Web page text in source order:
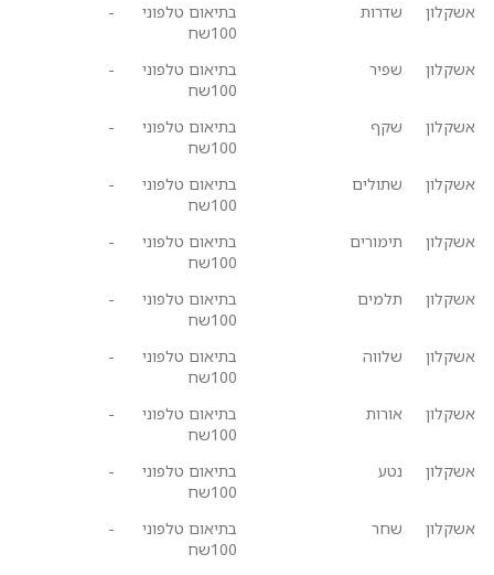
אשקלון שדרות
בתיאום טלפוני
100שח
-
אשקלון שפיר
בתיאום טלפוני
100שח
-
אשקלון שקף
בתיאום טלפוני
100שח
-
אשקלון שתולים
בתיאום טלפוני
100שח
-
אשקלון תימורים
בתיאום טלפוני
100שח
-
אשקלון תלמים
בתיאום טלפוני
100שח
-
אשקלון שלווה
בתיאום טלפוני
100שח
-
אשקלון אורות
בתיאום טלפוני
100שח
-
אשקלון נטע
בתיאום טלפוני
100שח
-
אשקלון שחר
בתיאום טלפוני
100שח
-